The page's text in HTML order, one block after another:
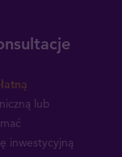
lub
inwestycyjną